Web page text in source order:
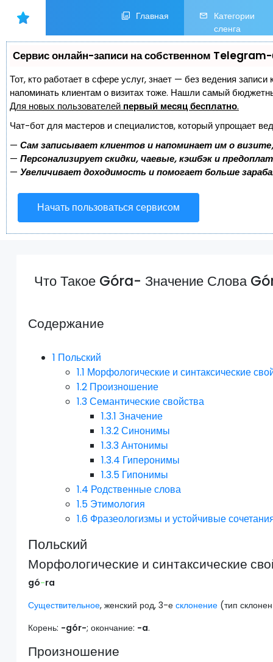
Главная
Категории
сленга
Сервис онлайн-записи на собственном
Тот, кто работает в сфере услуг, знает — без ведения
напоминать клиентам о визитах тоже. Нашли самый
Для новых пользователей первый месяц бесплатно.
Чат-бот для мастеров и специалистов, который упрощает
— Сам записывает клиентов и напоминает им о
— Персонализирует скидки, чаевые, кэшбэк и
— Увеличивает доходимость и помогает больше
Начать пользоваться сервисом
Что Такое Góra- Значение Слова
Содержание
1 Польский
1.1 Морфологические и синтаксические
1.2 Произношение
1.3Семантические свойства
1.3.1 Значение
1.3.2Синонимы
1.3.3Антонимы
1.3.4 Гиперонимы
1.3.5 Гипонимы
1.4 Родственные слова
1.5 Этимология
1.6 Фразеологизмы и устойчивые
Польский
Морфологические и синтаксические
gó-ra
Существительное, женский род, 3-есклонение (тип
Корень: -gór-; окончание: -a.
Произношение